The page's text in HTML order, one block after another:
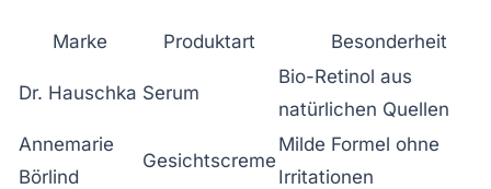
Marke Produktart Besonderheit
Dr. Hauschka Serum
Bio-Retinol aus
natürlichen Quellen
Annemarie
Börlind
Gesichtscreme
Milde Formel ohne
Irritationen